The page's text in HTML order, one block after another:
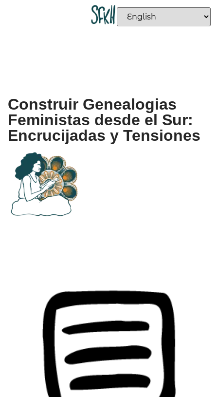
Construir Genealogias
Feministas desde el Sur:
Encrucijadas y Tensiones